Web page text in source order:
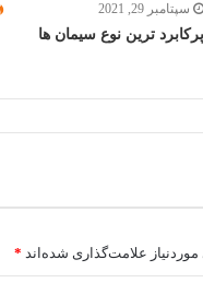
سپتامبر 29, 2021
پرکابرد ترین نوع سیمان ها
علامت‌گذاری شده‌اند *